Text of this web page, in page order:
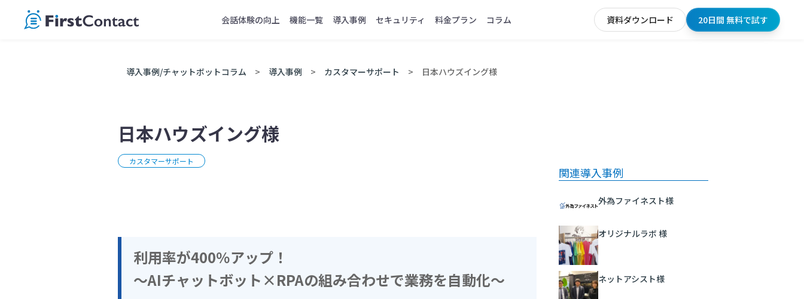
会話体験の向上 機能一覧 導入事例 セキュリティ 料金プラン コラム 資料ダウンロード 20日間 無料で試す
導入事例/チャットボットコラム 導入事例 カスタマーサポート 日本ハウズイング様
日本ハウズイング様
カスタマーサポート
利用率が400％アップ！
～AIチャットボット×RPAの組み合わせで業務を自動化～
関連導入事例
外為ファイネスト様
オリジナルラボ 様
ネットアシスト様